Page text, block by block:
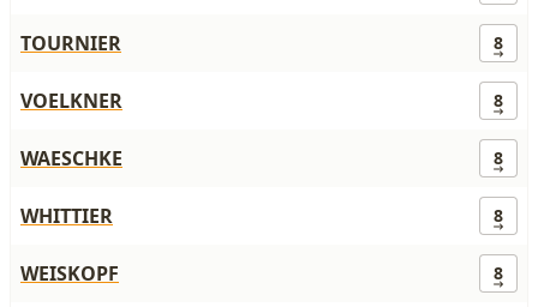
TOURNIER 8
VOELKNER 8
WAESCHKE 8
WHITTIER 8
WEISKOPF 8